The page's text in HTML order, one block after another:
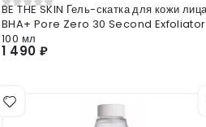
0из 5
BE THE SKIN Гель-скатка для кожи лица
BHA+ Pore Zero 30 Second Exfoliator
100 мл
1 490 ₽